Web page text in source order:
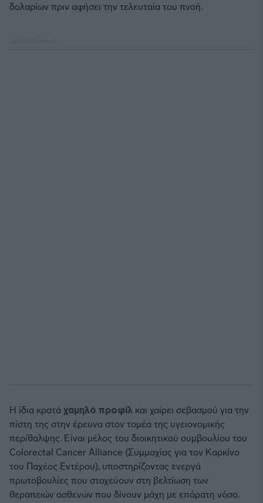
δολαρίων πριν αφήσει την τελευταία του πνοή.
Η ίδια κρατά χαμηλό προφίλ και χαίρει σεβασμού για την
πίστη της στην έρευνα στον τομέα της υγειονομικής
περίθαλψης. Είναι μέλος του διοικητικού συμβουλίου του
Colorectal Cancer Alliance (Συμμαχίας για τον Καρκίνο
του Παχέος Εντέρου), υποστηρίζοντας ενεργά
πρωτοβουλίες που στοχεύουν στη βελτίωση των
θεραπειών ασθενών που δίνουν μάχη με επάρατη νόσο.